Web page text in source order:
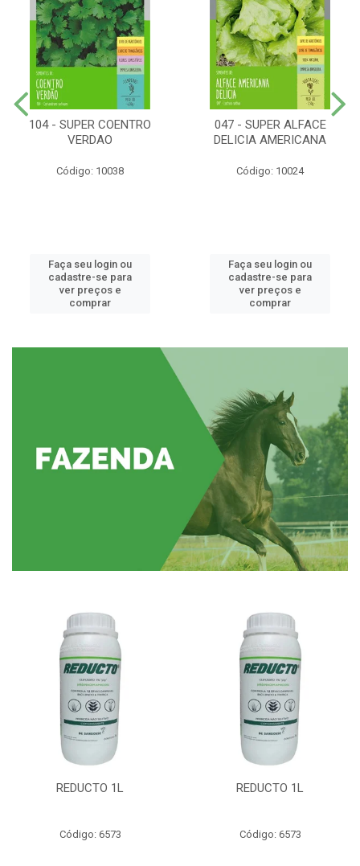
104 - SUPER COENTRO
VERDAO
Código: 10038
Faça seu login ou
cadastre-se para
ver preços e
comprar
047 - SUPER ALFACE
DELICIA AMERICANA
Código: 10024
Faça seu login ou
cadastre-se para
ver preços e
comprar
REDUCTO 1L
Código: 6573
REDUCTO 1L
Código: 6573